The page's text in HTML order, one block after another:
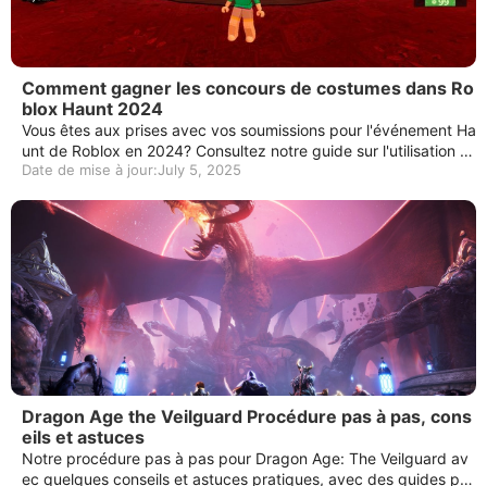
Comment gagner les concours de costumes dans Ro
blox Haunt 2024
Vous êtes aux prises avec vos soumissions pour l'événement Ha
unt de Roblox en 2024? Consultez notre guide sur l'utilisation d
e la robe pour impressionner pour créer vos captures!
Date de mise à jour:July 5, 2025
Dragon Age the Veilguard Procédure pas à pas, cons
eils et astuces
Notre procédure pas à pas pour Dragon Age: The Veilguard av
ec quelques conseils et astuces pratiques, avec des guides po